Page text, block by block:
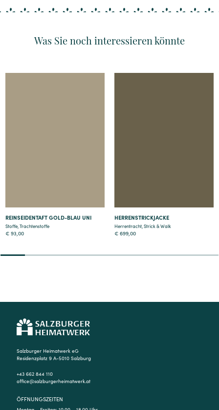
Was Sie noch interessieren könnte
REINSEIDENTAFT GOLD-BLAU UNI
Stoffe,Trachtenstoffe
€ 93,00
HERRENSTRICKJACKE
Herrentracht,Strick & Walk
€ 699,00
2 3 4 5 6 7 8 9
Salzburger Heimatwerk eG
Residenzplatz 9 A-5010 Salzburg
+43 662 844 110
office@salzburgerheimatwerk.at
ÖFFNUNGSZEITEN